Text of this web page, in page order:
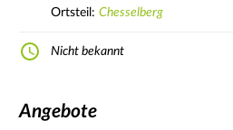
Ortsteil: Chesselberg
Nicht bekannt
Angebote